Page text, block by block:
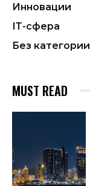
Инновации
ІТ-сфера
Без категории
MUST READ